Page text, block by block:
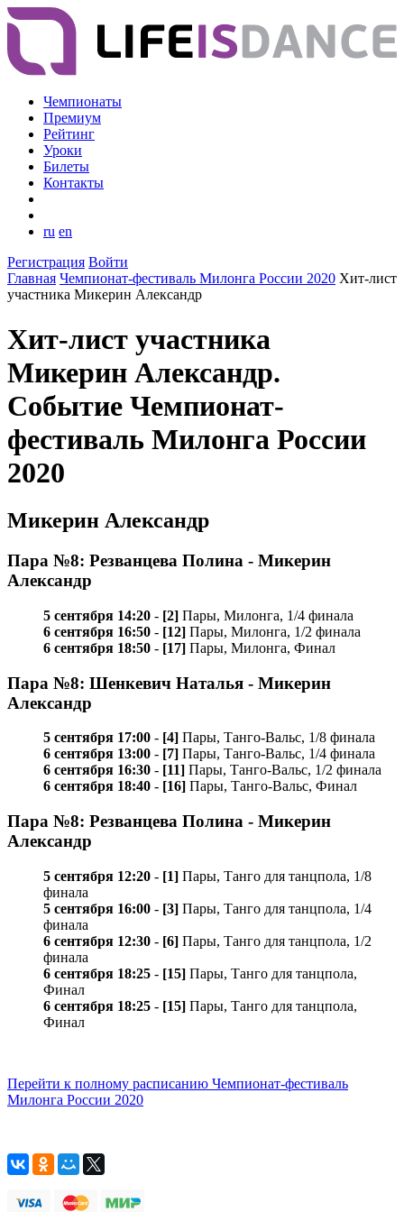
Чемпионаты
Премиум
Рейтинг
Уроки
Билеты
Контакты
ru en
Регистрация Войти
Главная Чемпионат-фестиваль Милонга России 2020 Хит-лист
участника Микерин Александр
Хит-лист участника
Микерин Александр.
Событие Чемпионат-
фестиваль Милонга России
2020
Микерин Александр
Пара №8: Резванцева Полина - Микерин
Александр
5 сентября 14:20 - [2] Пары, Милонга, 1/4 финала
6 сентября 16:50 - [12] Пары, Милонга, 1/2 финала
6 сентября 18:50 - [17] Пары, Милонга, Финал
Пара №8: Шенкевич Наталья - Микерин
Александр
5 сентября 17:00 - [4] Пары, Танго-Вальс, 1/8 финала
6 сентября 13:00 - [7] Пары, Танго-Вальс, 1/4 финала
6 сентября 16:30 - [11] Пары, Танго-Вальс, 1/2 финала
6 сентября 18:40 - [16] Пары, Танго-Вальс, Финал
Пара №8: Резванцева Полина - Микерин
Александр
5 сентября 12:20 - [1] Пары, Танго для танцпола, 1/8
финала
5 сентября 16:00 - [3] Пары, Танго для танцпола, 1/4
финала
6 сентября 12:30 - [6] Пары, Танго для танцпола, 1/2
финала
6 сентября 18:25 - [15] Пары, Танго для танцпола,
Финал
6 сентября 18:25 - [15] Пары, Танго для танцпола,
Финал
Перейти к полному расписанию Чемпионат-фестиваль
Милонга России 2020